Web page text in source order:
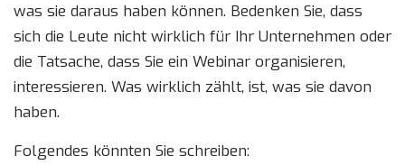
was sie daraus haben können. Bedenken Sie, dass
sich die Leute nicht wirklich für Ihr Unternehmen oder
die Tatsache, dass Sie ein Webinar organisieren,
interessieren. Was wirklich zählt, ist, was sie davon
haben.
Folgendes könnten Sie schreiben: